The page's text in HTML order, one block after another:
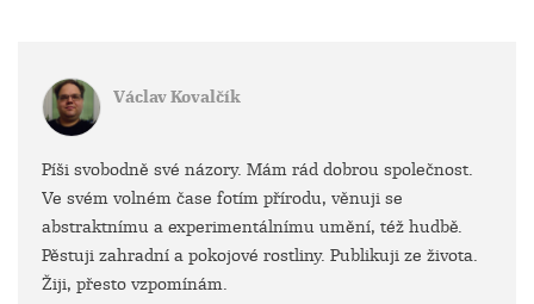
Václav Kovalčík
Píši svobodně své názory. Mám rád dobrou společnost.
Ve svém volném čase fotím přírodu, věnuji se
abstraktnímu a experimentálnímu umění, též hudbě.
Pěstuji zahradní a pokojové rostliny. Publikuji ze života.
Žiji, přesto vzpomínám.